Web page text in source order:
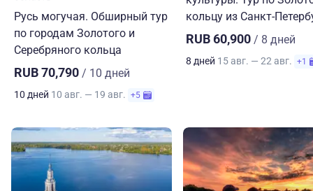
Русь могучая. Обширный тур
по городам Золотого и
Серебряного кольца
RUB 70,790 / 10 дней
10 дней 10 авг. — 19 авг. +5
кольцу из Санкт-
RUB 60,900 / 8 дней
8 дней 15 авг. — 22 авг. +1